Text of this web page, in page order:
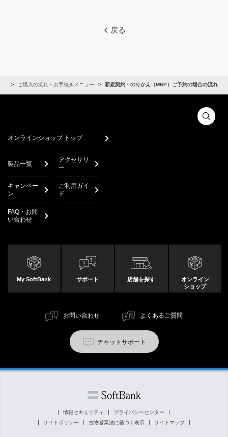
戻る
ご購入の流れ・お手続きメニュー 新規契約・のりかえ（MNP）ご予約の場合の流れ
オンラインショップ トップ
製品一覧
アクセサリ
ー
キャンペー
ン
ご利用ガイ
ド
FAQ・お問
い合わせ
My SoftBank サポート 店舗を探す
オンライン
ショップ
お問い合わせ よくあるご質問
チャットサポート
情報セキュリティ
プライバシーセンター
サイトポリシー
古物営業法に基づく表示 サイトマップ